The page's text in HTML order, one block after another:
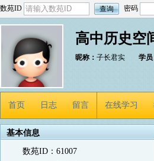
数苑ID 密码
高中历史空
昵称： 子长君实 学员
首页 日志 留言 在线学习
基本信息
数苑ID：61007